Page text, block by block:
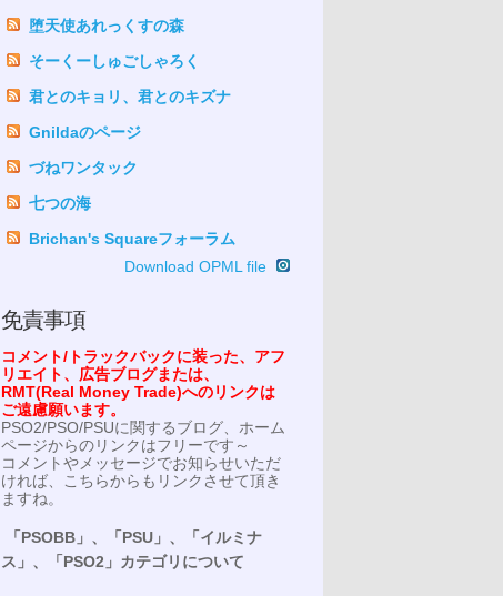
堕天使あれっくすの森
そーくーしゅごしゃろく
君とのキョリ、君とのキズナ
Gnildaのページ
づねワンタック
七つの海
Brichan's Squareフォーラム
Download OPML file
免責事項
コメント/トラックバックに装った、アフ
リエイト、広告ブログまたは、
RMT(Real Money Trade)へのリンクは
ご遠慮願います。
PSO2/PSO/PSUに関するブログ、ホーム
ページからのリンクはフリーです～
コメントやメッセージでお知らせいただ
ければ、こちらからもリンクさせて頂き
ますね。
「PSOBB」、「PSU」、「イルミナ
ス」、「PSO2」カテゴリについて